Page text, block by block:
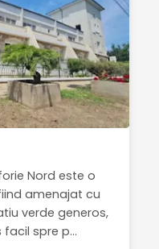
Nord este o
amenajat cu
verde generos,
spre p...